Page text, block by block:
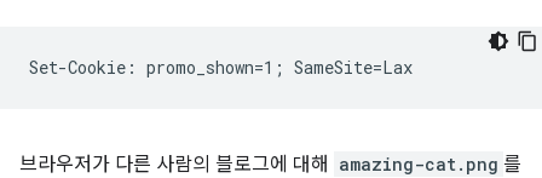
브라우저가 다른 사람의 블로그에 대해 amazing-cat.png 를